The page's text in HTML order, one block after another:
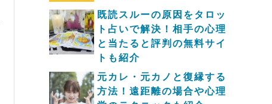
既読スルーの原因をタロッ
ト占いで解決！相手の心理
と当たると評判の無料サイ
トも紹介
元カレ・元カノと復縁する
方法！遠距離の場合や心理